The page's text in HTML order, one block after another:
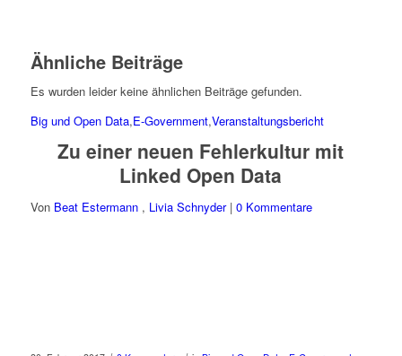
Ähnliche Beiträge
Es wurden leider keine ähnlichen Beiträge gefunden.
Big und Open Data,E-Government,Veranstaltungsbericht
Zu einer neuen Fehlerkultur mit
Linked Open Data
Von Beat Estermann , Livia Schnyder | 0 Kommentare